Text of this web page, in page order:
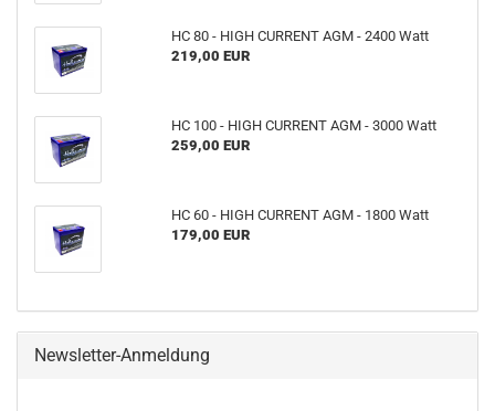
HC 80 - HIGH CURRENT AGM - 2400 Watt
219,00 EUR
HC 100 - HIGH CURRENT AGM - 3000 Watt
259,00 EUR
HC 60 - HIGH CURRENT AGM - 1800 Watt
179,00 EUR
Newsletter-Anmeldung